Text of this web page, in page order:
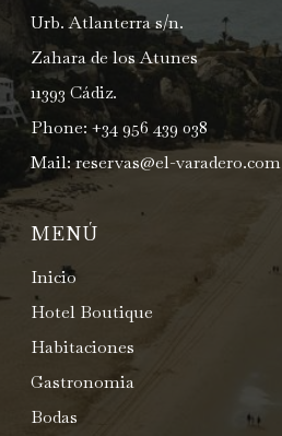
Urb. Atlanterra s/n.
Zahara de los Atunes
11393 Cádiz.
Phone: +34 956 439 038
Mail:reservas@el-varadero.com
MENÚ
Inicio
Hotel Boutique
Habitaciones
Gastronomia
Bodas